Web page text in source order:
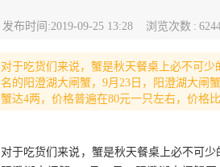
发布时间 :2019-09-25 13:28 浏览次数 :
对于吃货们来说，蟹是秋天餐桌上必不可
名的阳澄湖大闸蟹，9月23日，阳澄湖大闸
蟹达4两，价格普遍在80元一只左右，价格比
对于吃货们来说，蟹是秋天餐桌上必不可